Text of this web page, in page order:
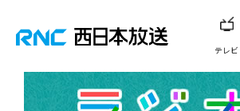
テレビ